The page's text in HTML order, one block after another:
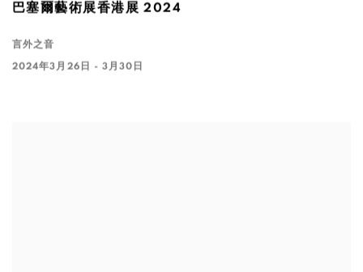
巴塞爾藝術展香港展 2024
言外之音
2024年3月26日 - 3月30日